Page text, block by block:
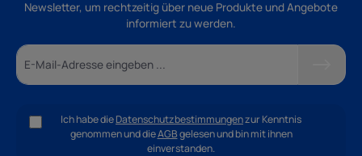
Newsletter, um rechtzeitig über neue Produkte und Angebote
informiert zu werden.
Ich habe dieDatenschutzbestimmungenzur Kenntnis
genommen und dieAGBgelesen und bin mit ihnen
einverstanden.